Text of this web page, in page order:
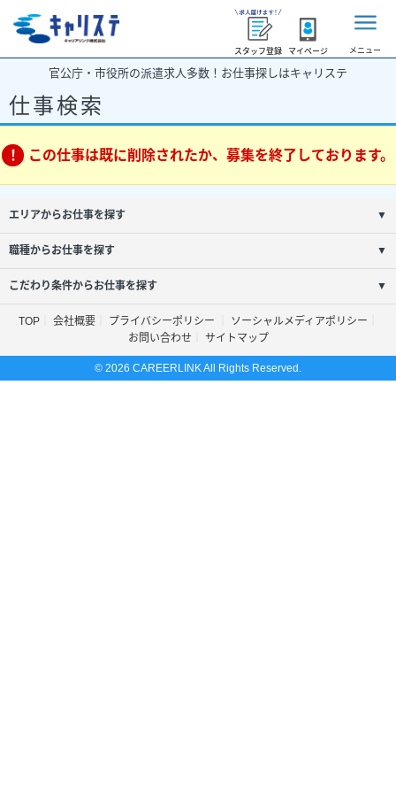
スタッフ登録 マイページ メニュー
官公庁・市役所の派遣求人多数！お仕事探しはキャリステ
仕事検索
この仕事は既に削除されたか、募集を終了しております。
エリアからお仕事を探す ▼
職種からお仕事を探す ▼
こだわり条件からお仕事を探す ▼
TOP 会社概要 プライバシーポリシー
ソーシャルメディアポリシー
お問い合わせ
サイトマップ
© 2026 CAREERLINK All Rights Reserved.